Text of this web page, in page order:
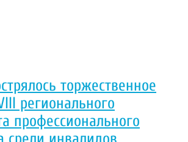
торжественное
регионального
профессионального